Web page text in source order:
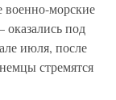
морские
под
июля, после
стремятся